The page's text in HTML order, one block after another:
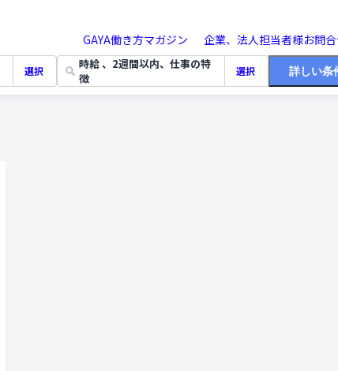
GAYA働き方マガジン 企業、法人担当者様お問
選択
時給 、2週間以内、仕事の特
徴
選択 詳しい